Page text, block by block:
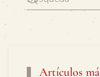
Artículos